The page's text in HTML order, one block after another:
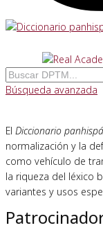
Búsqueda avanzada
El Diccionario
normalización y la
como vehículo de
la riqueza del léxico
variantes y usos